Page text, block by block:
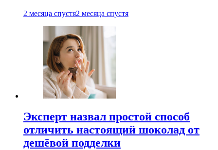
2 месяца спустя2 месяца спустя
Эксперт назвал простой способ
отличить настоящий шоколад от
дешёвой подделки